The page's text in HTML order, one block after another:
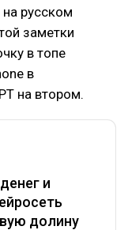
на русском
заметки
в топе
в
на втором.
и
долину